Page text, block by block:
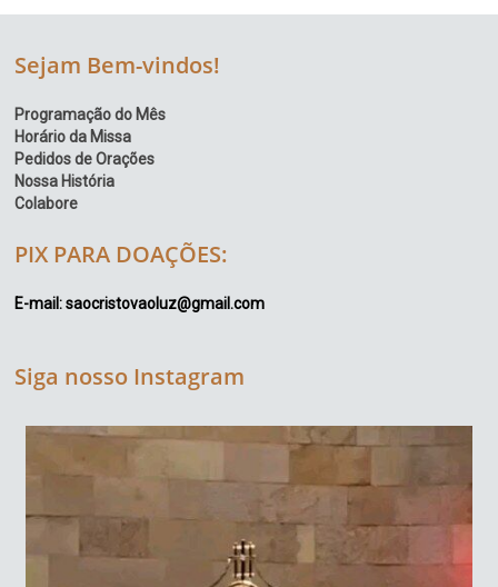
Sejam Bem-vindos!
Programação do Mês
Horário da Missa
Pedidos de Orações
Nossa História
Colabore
PIX PARA DOAÇÕES:
E-mail: saocristovaoluz@gmail.com
Siga nosso Instagram